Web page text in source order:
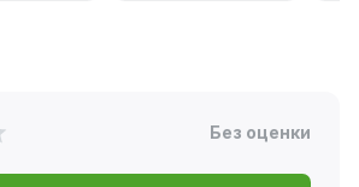
Без оценки